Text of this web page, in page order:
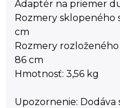
Adaptér na priemer
Rozmery sklopeného
cm
Rozmery rozloženého
86 cm
Hmotnosť: 3,56 kg
Upozornenie: Dodáva